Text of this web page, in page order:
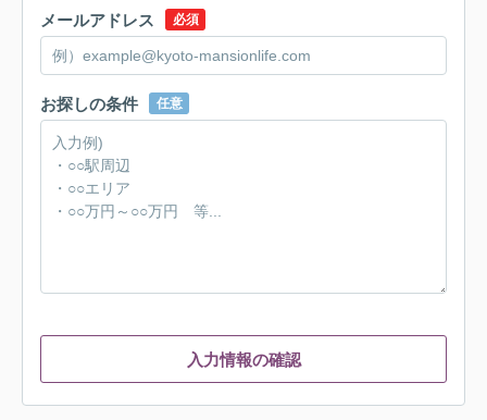
メールアドレス 必須
お探しの条件 任意
入力情報の確認